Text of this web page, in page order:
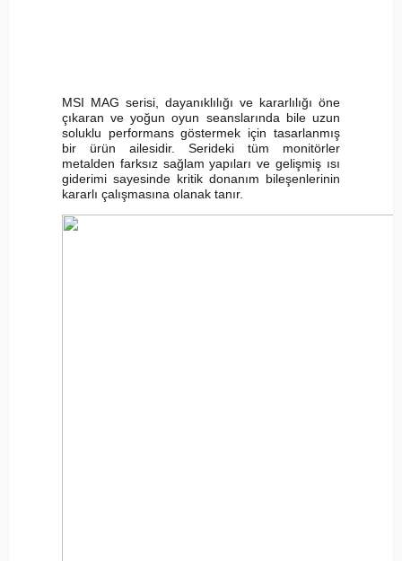
MSI MAG serisi, dayanıklılığı ve kararlılığı öne
çıkaran ve yoğun oyun seanslarında bile uzun
soluklu performans göstermek için tasarlanmış
bir ürün ailesidir. Serideki tüm monitörler
metalden farksız sağlam yapıları ve gelişmiş ısı
giderimi sayesinde kritik donanım bileşenlerinin
kararlı çalışmasına olanak tanır.